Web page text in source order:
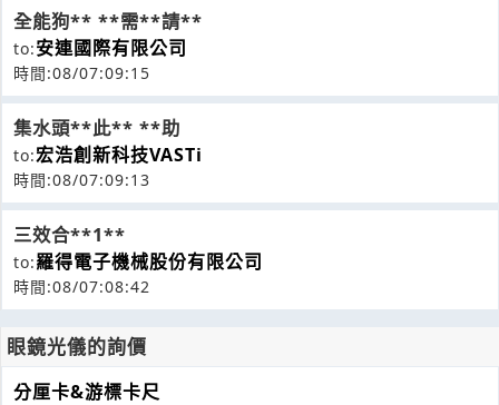
全能狗** **需**請**
to:安連國際有限公司
時間:08/07:09:15
集水頭**此** **助
to:宏浩創新科技VASTi
時間:08/07:09:13
三效合**1**
to:羅得電子機械股份有限公司
時間:08/07:08:42
眼鏡光儀的詢價
分厘卡&游標卡尺